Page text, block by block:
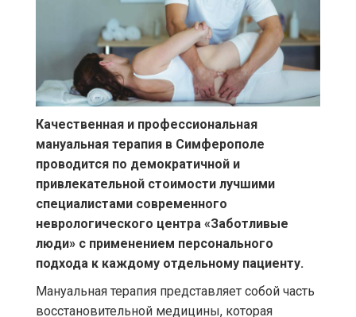
Качественная и профессиональная
мануальная терапия в Симферополе
проводится по демократичной и
привлекательной стоимости лучшими
специалистами современного
неврологического центра «Заботливые
люди» с применением персонального
подхода к каждому отдельному пациенту.
Мануальная терапия представляет собой часть
восстановительной медицины, которая